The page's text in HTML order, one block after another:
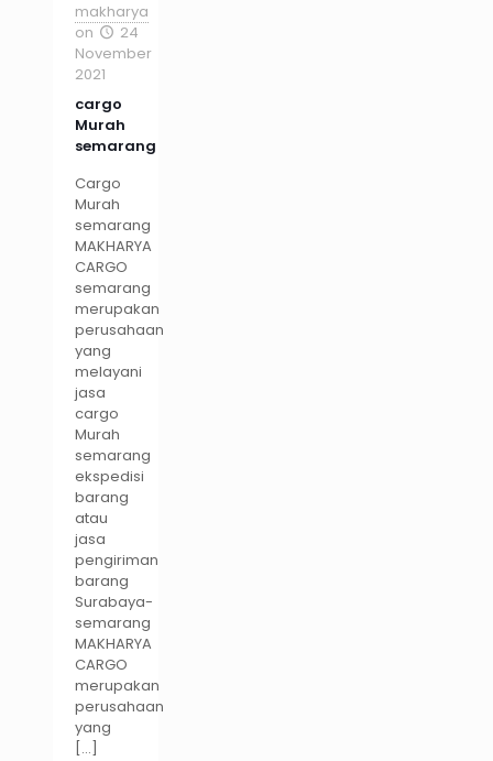
makharya
on
24
November
2021
cargo
Murah
semarang
Cargo
Murah
semarang
MAKHARYA
CARGO
semarang
merupakan
perusahaan
yang
melayani
jasa
cargo
Murah
semarang
ekspedisi
barang
atau
jasa
pengiriman
barang
Surabaya-
semarang
MAKHARYA
CARGO
merupakan
perusahaan
yang
[…]